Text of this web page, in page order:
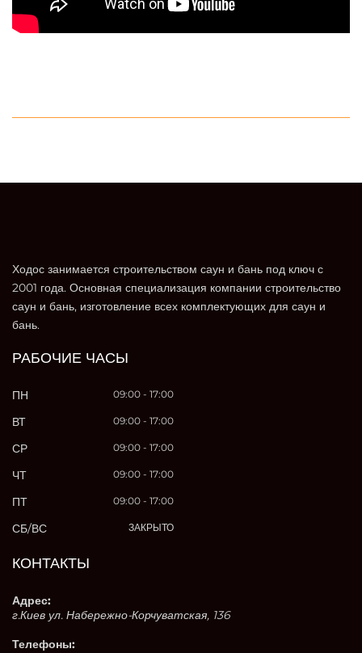
Ходос занимается строительством саун и бань под ключ с
2001 года. Основная специализация компании строительство
саун и бань, изготовление всех комплектующих для саун и
бань.
РАБОЧИЕ ЧАСЫ
ПН 09:00 - 17:00
ВТ 09:00 - 17:00
СР 09:00 - 17:00
ЧТ 09:00 - 17:00
ПТ 09:00 - 17:00
СБ/ВС ЗАКРЫТО
КОНТАКТЫ
Адрес:
г.Киев ул. Набережно-Корчуватская, 136
Телефоны: